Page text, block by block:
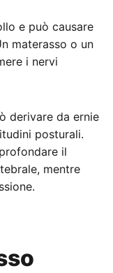
e può causare
materasso o un
i nervi
derivare da ernie
posturali.
il
mentre